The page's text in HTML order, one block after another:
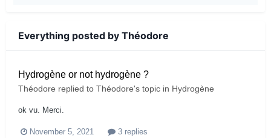
Everything posted by Théodore
Hydrogène or not hydrogène ?
Théodore replied to Théodore's topic in Hydrogène
ok vu. Merci.
November 5, 2021 3 replies